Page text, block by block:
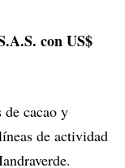
con US$
de cacao y
de actividad